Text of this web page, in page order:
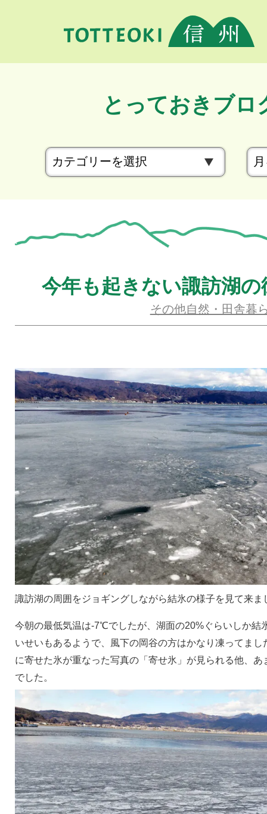
とっておきブロ
カ
テ
リ
ー
今年も起きない諏訪湖の
その他自然・田舎暮
諏訪湖の周囲をジョギングしながら結氷の様子を見て来ま
今朝の最低気温は-7℃でしたが、湖面の20%ぐらいしか結
いせいもあるようで、風下の岡谷の方はかなり凍ってまし
に寄せた氷が重なった写真の「寄せ氷」が見られる他、あ
でした。